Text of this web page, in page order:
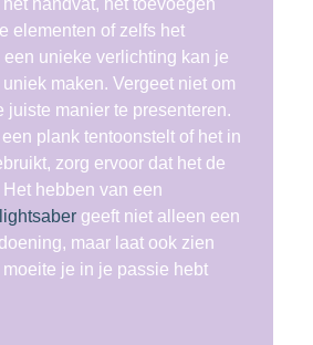
handvat, het toevoegen
elementen of zelfs het
unieke verlichting kan je
uniek maken. Vergeet niet om
juiste manier te presenteren.
plank tentoonstelt of het in
zorg ervoor dat het de
hebben van een
lightsaber geeft niet alleen een
maar laat ook zien
je in je passie hebt